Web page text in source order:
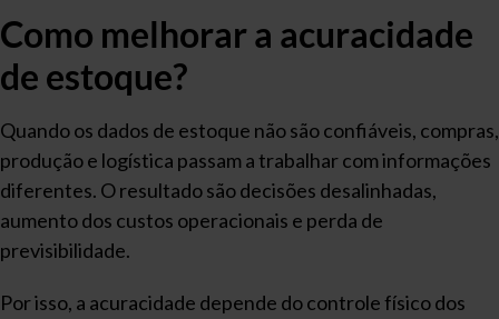
Como melhorar a acuracidade
de estoque?
Quando os dados de estoque não são confiáveis, compras,
produção e logística passam a trabalhar com informações
diferentes. O resultado são decisões desalinhadas,
aumento dos custos operacionais e perda de
previsibilidade.
Por isso, a acuracidade depende do controle físico dos